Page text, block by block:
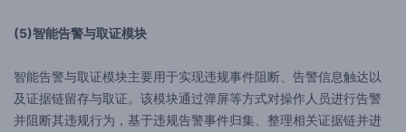
(5)智能告警与取证模块
智能告警与取证模块主要用于实现违规事件阻断、告警信息触达以
及证据链留存与取证。该模块通过弹屏等方式对操作人员进行告警
并阻断其违规行为，基于违规告警事件归集、整理相关证据链并进